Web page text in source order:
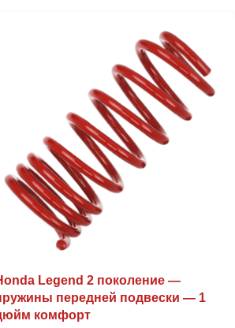
Legend 2 поколение —
передней подвески — 1
комфорт